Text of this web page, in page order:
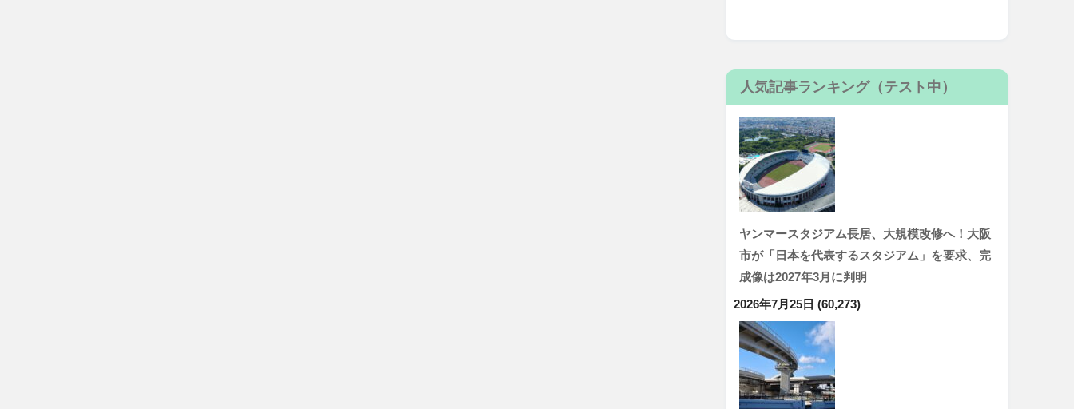
人気記事ランキング（テスト中）
ヤンマースタジアム長居、大規模改修へ！大阪
市が「日本を代表するスタジアム」を要求、完
成像は2027年3月に判明
2026年7月25日 (60,273)